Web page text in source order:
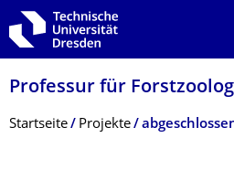
Zur Hauptnavigation springen
Zur Suche springen
Zum Inhalt springen
Professur für
Breadcrumb-Menü
Startseite Projekte